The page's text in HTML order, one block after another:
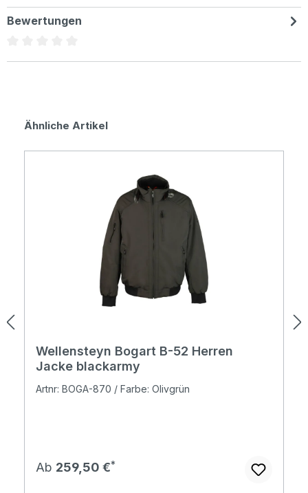
Bewertungen
Produktgalerie überspringen
Ähnliche Artikel
Wellensteyn Bogart B-52 Herren
Jacke blackarmy
Artnr: BOGA-870 / Farbe: Olivgrün
Regulärer Preis:
Ab 259,50 €